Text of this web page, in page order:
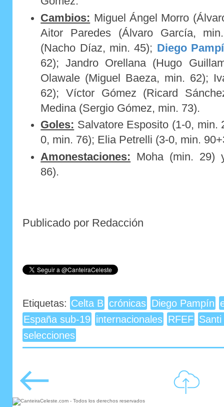
Cambios: Miguel Ángel Morro
Aitor Paredes (Álvaro García,
(Nacho Díaz, min. 45); Diego
62); Jandro Orellana (Hugo
Olawale (Miguel Baeza, min. 62);
62); Víctor Gómez (Ricard
Medina (Sergio Gómez, min. 73).
Goles: Salvatore Esposito (1-0, min.
0, min. 76); Elia Petrelli (3-0, min.
Amonestaciones: Moha (min. 29)
86).
Publicado por Redacción
Etiquetas: Celta B crónicas Diego Pampín
España sub-19 internacionales RFEF
selecciones